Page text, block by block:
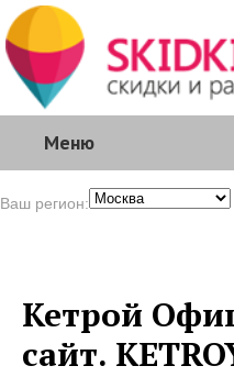
Меню
Ваш регион:
Кетрой
сайт.